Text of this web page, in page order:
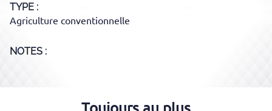
TYPE
Agriculture conventionnelle
NOTES :